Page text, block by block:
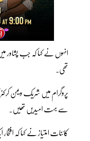
انہوں نے کہا کہ جب
تھی۔
پروگرام میں شریک ویمن کرکٹر
سے بہت امیدیں تھیں۔
کائنات امتیاز نے کہا کہ